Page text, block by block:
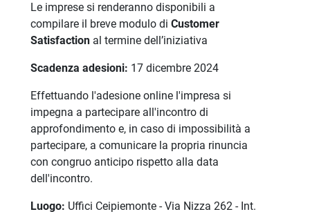
Le imprese si renderanno disponibili a
compilare il breve modulo di Customer
Satisfaction al termine dell’iniziativa
Scadenza adesioni: 17 dicembre 2024
Effettuando l'adesione online l'impresa si
impegna a partecipare all'incontro di
approfondimento e, in caso di impossibilità a
partecipare, a comunicare la propria rinuncia
con congruo anticipo rispetto alla data
dell'incontro.
Luogo: Uffici Ceipiemonte - Via Nizza 262 - Int.